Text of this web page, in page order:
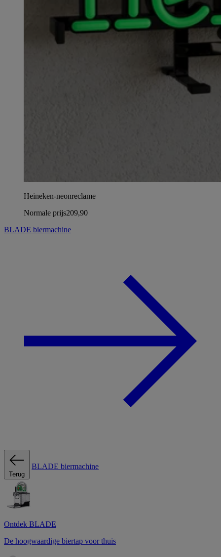
Heineken-neonreclame
Normale prijs209,90
BLADE biermachine
Terug
BLADE biermachine
Ontdek BLADE
De hoogwaardige biertap voor thuis